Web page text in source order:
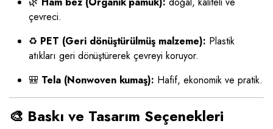
çevreci.
♻️ PET (Geri dönüştürülmüş malzeme): Plastik
atıkları geri dönüştürerek çevreyi koruyor.
🎒 Tela (Nonwoven kumaş): Hafif, ekonomik ve pratik.
🎨 Baskı ve Tasarım Seçenekleri